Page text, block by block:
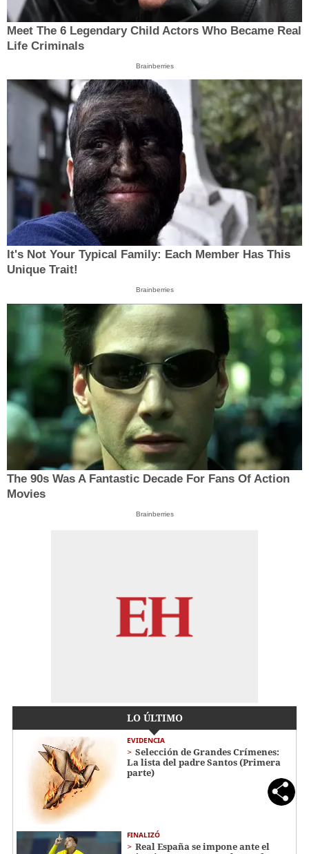
Meet The 6 Legendary Child Actors Who Became Real
Life Criminals
Brainberries
It's Not Your Typical Family: Each Member Has This
Unique Trait!
Brainberries
The 90s Was A Fantastic Decade For Fans Of Action
Movies
Brainberries
LO ÚLTIMO
EVIDENCIA
Selección de Grandes Crímenes:
La lista del padre Santos (Primera
parte)
FINALIZÓ
Real España se impone ante el